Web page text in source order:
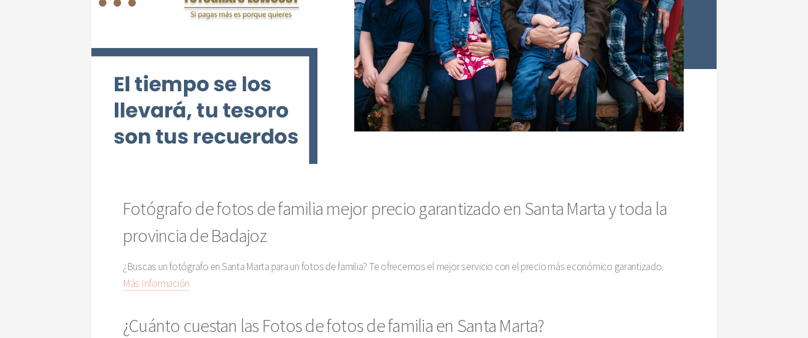
Fotógrafo de fotos de familia mejor precio garantizado en Santa Marta y toda la
provincia de Badajoz
¿Buscas un fotógrafo en Santa Marta para un fotos de familia? Te ofrecemos el mejor servicio con el precio más económico garantizado.
Más Información
¿Cuánto cuestan las Fotos de fotos de familia en Santa Marta?